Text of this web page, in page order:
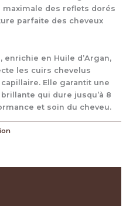
des reflets dorés
parfaite des cheveux
enrichie en Huile d’Argan,
les cuirs chevelus
Elle garantit une
qui dure jusqu’à 8
et soin du cheveu.